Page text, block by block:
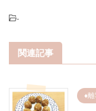
-
関連記事
♦︎